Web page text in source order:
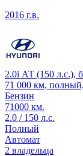
2016 г.в.
2.0i АТ (150 л.с.),
71 000 км,
Бензин
71000 км.
2.0 / 150 л.с.
Полный
Автомат
2 владельца